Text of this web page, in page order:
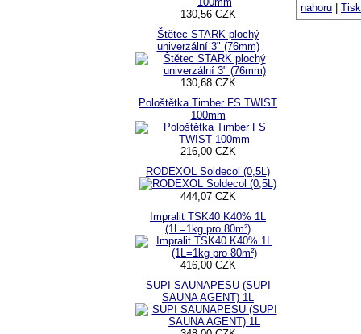
nahoru
130,56 CZK
Štětec STARK plochý
univerzální 3" (76mm)
130,68 CZK
Pološtětka Timber FS TWIST
100mm
216,00 CZK
RODEXOL Soldecol (0,5L)
444,07 CZK
Impralit TSK40 K40% 1L
(1L=1kg pro 80m²)
416,00 CZK
SUPI SAUNAPESU (SUPI
SAUNA AGENT) 1L